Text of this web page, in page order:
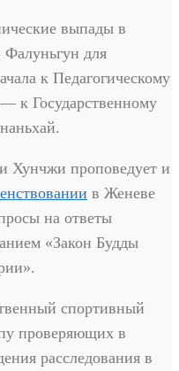
выпады в
Фалуньгун для
к Педагогическому
к Государственному
Хунчжи проповедует и
в Женеве
на ответы
«Закон Будды
спортивный
проверяющих в
расследования в